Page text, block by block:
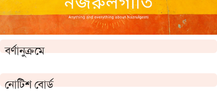
বর্ণানুক্রমে
নোটিশ বোর্ড